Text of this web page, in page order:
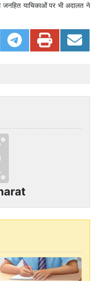
जनहित याचिकाओं पर भी अदालत ने